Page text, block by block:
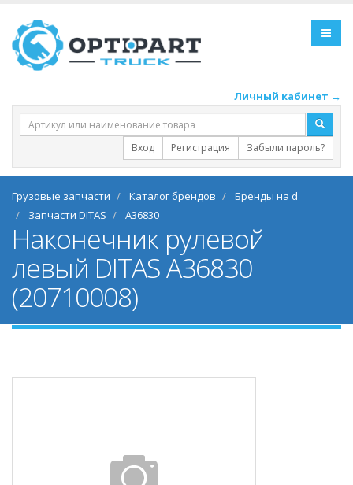
Личный кабинет →
Вход Регистрация Забыли пароль?
Грузовые запчасти Каталог брендов
Бренды на d
Запчасти DITAS
A36830
Наконечник рулевой
левый DITAS A36830
(20710008)